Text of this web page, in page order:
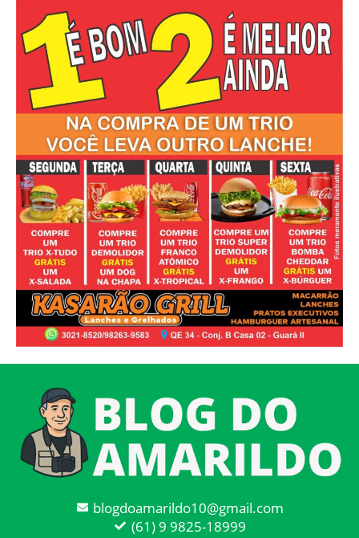
blogdoamarildo10@gmail.com
(61) 9 9825-18999